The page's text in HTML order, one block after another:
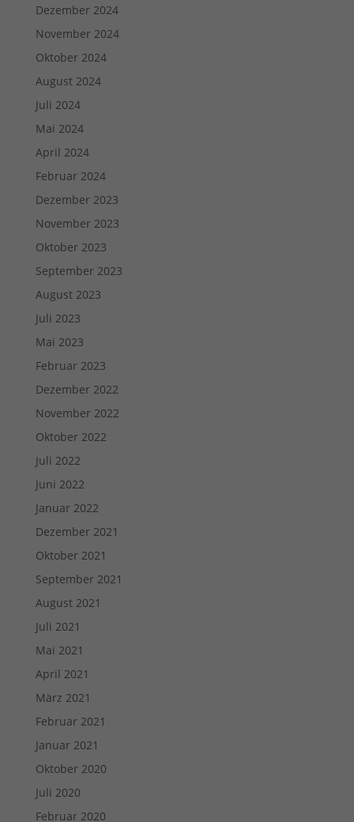
Dezember 2024
November 2024
Oktober 2024
August 2024
Juli 2024
Mai 2024
April 2024
Februar 2024
Dezember 2023
November 2023
Oktober 2023
September 2023
August 2023
Juli 2023
Mai 2023
Februar 2023
Dezember 2022
November 2022
Oktober 2022
Juli 2022
Juni 2022
Januar 2022
Dezember 2021
Oktober 2021
September 2021
August 2021
Juli 2021
Mai 2021
April 2021
März 2021
Februar 2021
Januar 2021
Oktober 2020
Juli 2020
Februar 2020